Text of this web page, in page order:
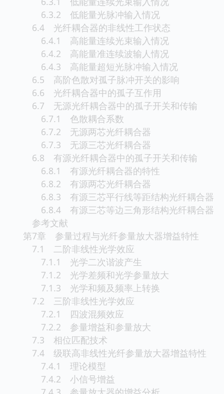
6.3.2 低能量光脉冲输入情况
6.4 光纤耦合器的非线性工作状态
6.4.1 高能量连续光束输入情况
6.4.2 高能量准连续波输人情况
6.4.3 高能量超短光脉冲输入情况
6.5 高阶色散对孤子脉冲开关的影响
6.6 光纤耦合器中的孤子互作用
6.7 无源光纤耦合器中的孤子开关和传输
6.7.1 色散耦合系数
6.7.2 无源两芯光纤耦合器
6.7.3 无源三芯光纤耦合器
6.8 有源光纤耦合器中的孤子开关和传输
6.8.1 有源光纤耦合器的特性
6.8.2 有源两芯光纤耦合器
6.8.3 有源三芯平行线等距结构光纤耦合器
6.8.4 有源三芯等边三角形结构光纤耦合器
参考文献
第7章 参量过程与光纤参量放大器增益特性
7.1 二阶非线性光学效应
7.1.1 光学二次谐波产生
7.1.2 光学差频和光学参量放大
7.1.3 光学和频及频率上转换
7.2 三阶非线性光学效应
7.2.1 四波混频效应
7.2.2 参量增益和参量放大
7.3 相位匹配技术
7.4 级联高非线性光纤参量放大器增益特性
7.4.1 理论模型
7.4.2 小信号增益